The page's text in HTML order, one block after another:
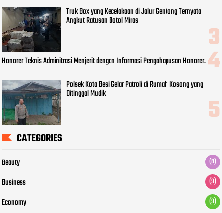
Truk Box yang Kecelakaan di Jalur Gentong Ternyata
Angkut Ratusan Botol Miras
Honorer Teknis Adminitrasi Menjerit dengan Informasi Pengahapusan Honorer.
Polsek Kota Besi Gelar Patroli di Rumah Kosong yang
Ditinggal Mudik
CATEGORIES
Beauty (8)
Business (9)
Economy (9)